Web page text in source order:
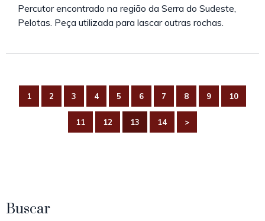
Percutor encontrado na região da Serra do Sudeste,
Pelotas. Peça utilizada para lascar outras rochas.
1 2 3 4 5 6 7 8 9 10
11 12 13 14 >
Buscar